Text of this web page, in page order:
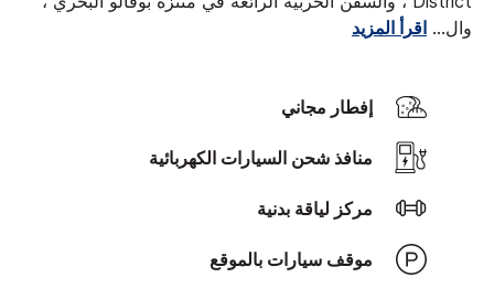
وال... اقرأ المزيد
إفطار مجاني
منافذ شحن السيارات الكهربائية
مركز لياقة بدنية
موقف سيارات بالموقع